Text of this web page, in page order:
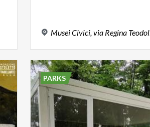
MuseiCivici, via Regina
PARKS